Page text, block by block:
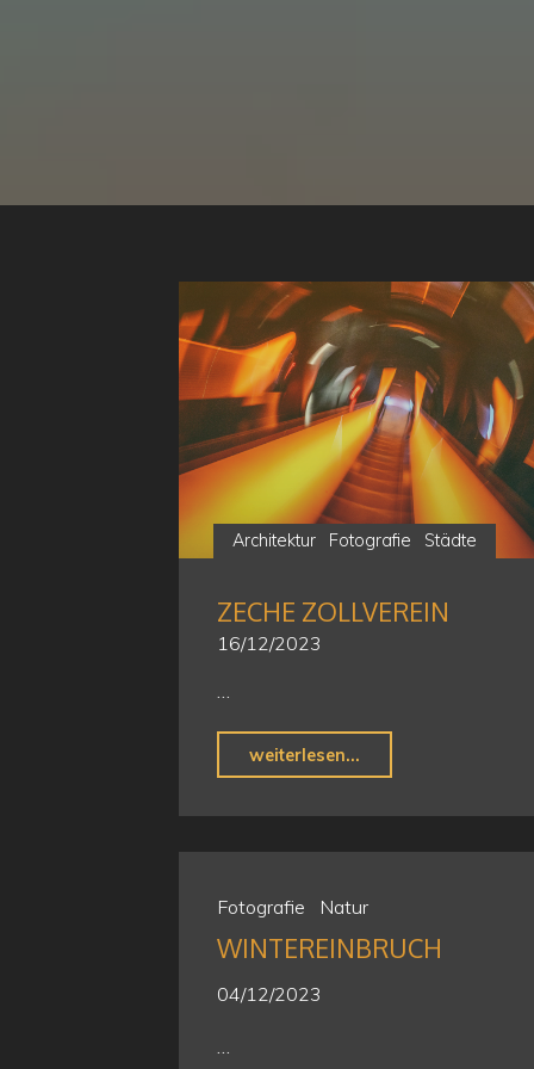
Architektur Fotografie Städte
ZECHE ZOLLVEREIN
16/12/2023
weiterlesen...
Fotografie Natur
WINTEREINBRUCH
04/12/2023